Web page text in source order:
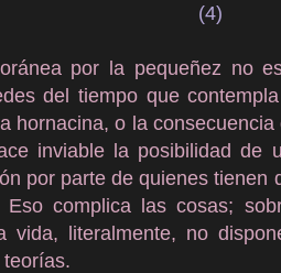
(4)
por la pequeñez no
del tiempo que
hornacina, o la
inviable la posibilidad de
por parte de quienes tienen
Eso complica las cosas;
vida, literalmente, no